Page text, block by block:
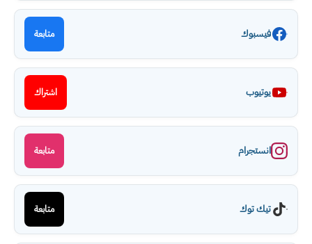
فيسبوك متابعة
يوتيوب اشتراك
انستجرام متابعة
تيك توك متابعة